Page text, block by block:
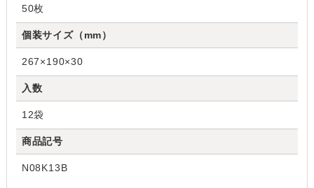
50枚
個装サイズ（mm）
267×190×30
入数
12袋
商品記号
N08K13B